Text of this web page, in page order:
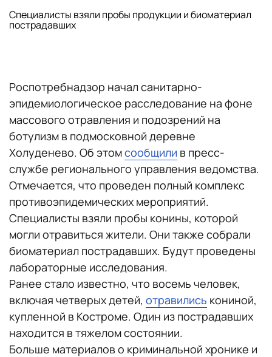
Специалисты взяли пробы продукции и биоматериал
пострадавших
Роспотребнадзор начал санитарно-
эпидемиологическое расследование на фоне
массового отравления и подозрений на
ботулизм в подмосковной деревне
Холуденево. Об этомсообщили в пресс-
службе регионального управления ведомства.
Отмечается, что проведен полный комплекс
противоэпидемических мероприятий.
Специалисты взяли пробы конины, которой
могли отравиться жители. Они также собрали
биоматериал пострадавших. Будут проведены
лабораторные исследования.
Ранее стало известно, что восемь человек,
включая четверых детей, отравились кониной,
купленной в Костроме. Один из пострадавших
находится в тяжелом состоянии.
Больше материалов о криминальной хронике и